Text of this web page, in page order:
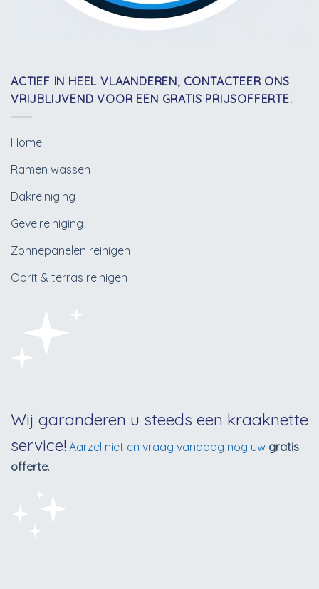
ACTIEF IN HEEL VLAANDEREN, CONTACTEER ONS
VRIJBLIJVEND VOOR EEN GRATIS PRIJSOFFERTE.
Home
Ramen wassen
Dakreiniging
Gevelreiniging
Zonnepanelen reinigen
Oprit & terras reinigen
Wij garanderen u steeds een kraaknette
service! Aarzel niet en vraag vandaag nog uw gratis
offerte.